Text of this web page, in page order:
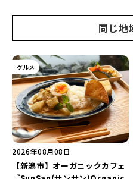
同じ地
グルメ
2026年08月08日
【新潟市】オーガニックカフェ